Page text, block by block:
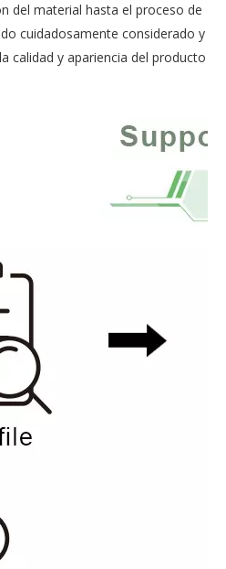
del material hasta el proceso de
cuidadosamente considerado y
calidad y apariencia del producto